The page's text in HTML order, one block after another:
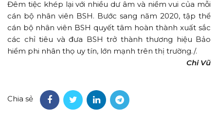
Đêm tiệc khép lại với nhiều dư âm và niềm vui của mỗi
cán bộ nhân viên BSH. Bước sang năm 2020, tập thể
cán bộ nhân viên BSH quyết tâm hoàn thành xuất sắc
các chỉ tiêu và đưa BSH trở thành thương hiệu Bảo
hiểm phi nhân thọ uy tín, lớn mạnh trên thị trường./.
Chi Vũ
Chia sẻ